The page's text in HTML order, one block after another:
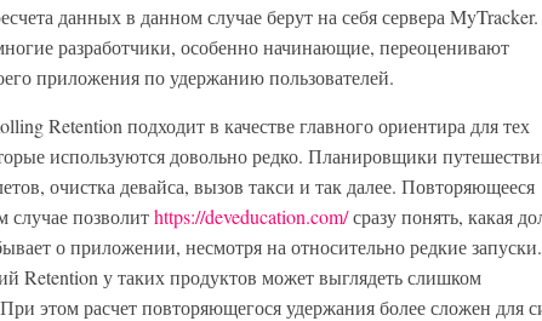
данных в данном случае берут на себя сервера
разработчики, особенно начинающие, переоценивают
приложения по удержанию пользователей.
Retention подходит в качестве главного ориентира для тех
используются довольно редко. Планировщики
очистка девайса, вызов такси и так далее. Повторяющееся
случае позволитhttps://deveducation.com/сразу понять, какая
о приложении, несмотря на относительно редкие
Retention у таких продуктов может выглядеть слишком
этом расчет повторяющегося удержания более сложен для